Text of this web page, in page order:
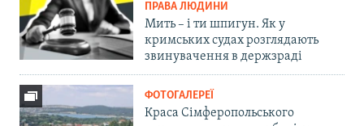
ПРАВА ЛЮДИНИ
Мить – і ти шпигун. Як у
кримських судах розглядають
звинувачення в держзраді
ФОТОГАЛЕРЕЇ
Краса Сімферопольського